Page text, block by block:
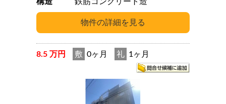
8.5 万円 敷 0ヶ月 礼 1ヶ月